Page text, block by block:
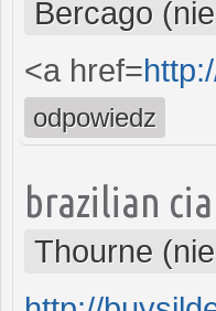
Bercago
<a href=
odpowiedz
brazilian
Thourne